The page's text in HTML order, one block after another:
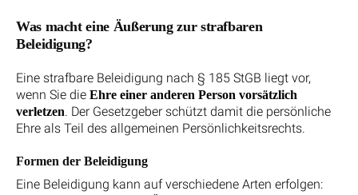
Was macht eine Äußerung zur strafbaren
Beleidigung?
Eine strafbare Beleidigung nach § 185 StGB liegt vor,
wenn Sie die Ehre einer anderen Person vorsätzlich
verletzen. Der Gesetzgeber schützt damit die persönliche
Ehre als Teil des allgemeinen Persönlichkeitsrechts.
Formen der Beleidigung
Eine Beleidigung kann auf verschiedene Arten erfolgen: